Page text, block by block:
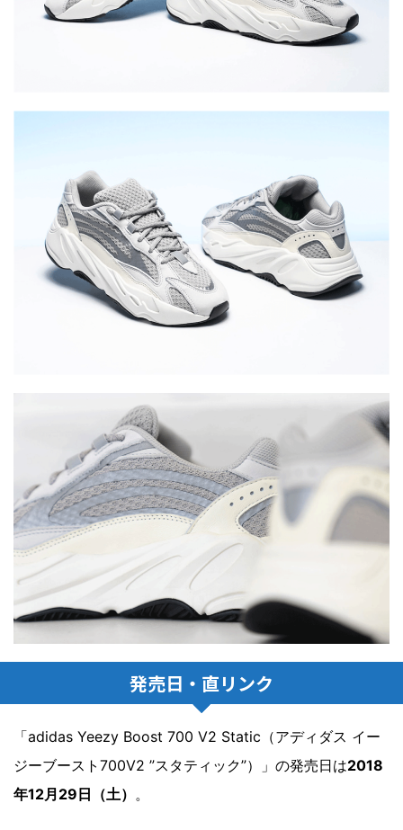
発売日・直リンク
「adidas Yeezy Boost 700 V2 Static（アディダス イー
ジーブースト700V2 ”スタティック”）」の発売日は2018
年12月29日（土） 。